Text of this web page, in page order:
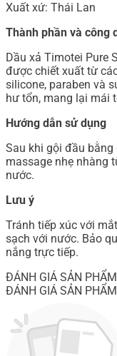
Xuất xứ: Thái Lan
Thành phần và công
Dầu xả Timotei Pure
được chiết xuất từ
silicone, paraben và
hư tổn, mang lại mái
Hướng dẫn sử dụng
Sau khi gội đầu bằng
massage nhẹ nhàng
nước.
Lưu ý
Tránh tiếp xúc với
sạch với nước. Bảo
nắng trực tiếp.
ĐÁNH GIÁ SẢN
ĐÁNH GIÁ SẢN